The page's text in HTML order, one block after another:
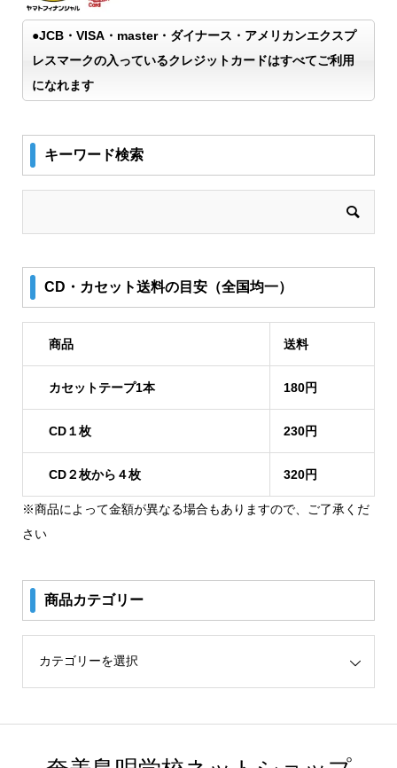
●JCB・VISA・master・ダイナース・アメリカンエクスプ
レスマークの入っているクレジットカードはすべてご利用
になれます
キーワード検索
CD・カセット送料の目安（全国均一）
商品 送料
カセットテープ1本 180円
CD１枚 230円
CD２枚から４枚 320円
※商品によって金額が異なる場合もありますので、ご了承くだ
さい
商品カテゴリー